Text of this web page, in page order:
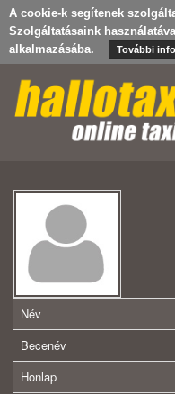
A cookie-k segítenek
Szolgáltatásaink
alkalmazásába.
További
Név
Becenév
Honlap